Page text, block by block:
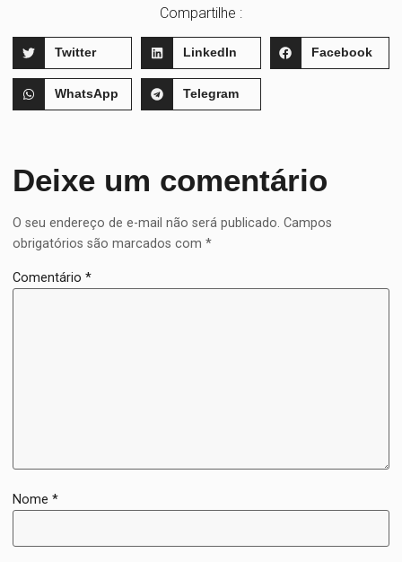
Compartilhe :
Twitter LinkedIn Facebook
WhatsApp Telegram
Deixe um comentário
O seu endereço de e-mail não será publicado. Campos
obrigatórios são marcados com*
Comentário*
Nome*